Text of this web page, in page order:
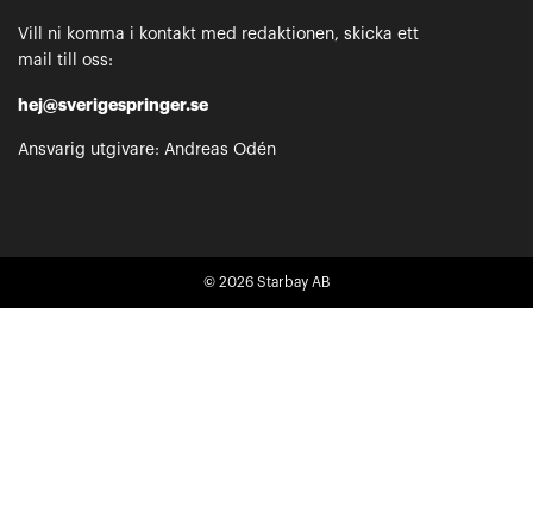
Vill ni komma i kontakt med redaktionen, skicka ett
mail till oss:
hej@sverigespringer.se
Ansvarig utgivare: Andreas Odén
© 2026 Starbay AB